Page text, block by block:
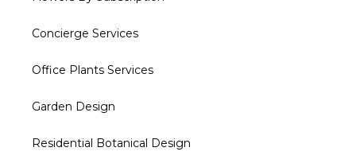
Concierge Services
Office Plants Services
Garden Design
Residential Botanical Design